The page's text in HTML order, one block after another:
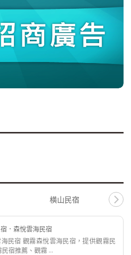
橫山民宿
．森悅雲海民宿
海民宿 觀霧森悅雲海民宿，提供觀霧民
宿推薦、觀霧 ...